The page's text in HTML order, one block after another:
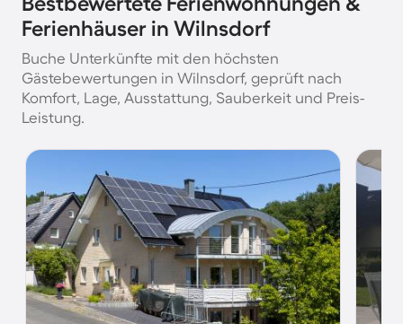
Ferienhäuser in Wilnsdorf
Buche Unterkünfte mit den höchsten
Gästebewertungen in Wilnsdorf, geprüft nach
Komfort, Lage, Ausstattung, Sauberkeit und Preis-
Leistung.